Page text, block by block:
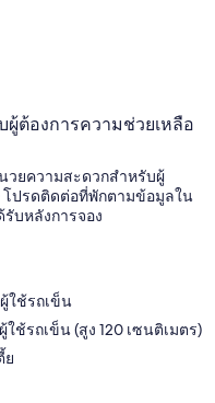
ต้องการความช่วยเหลือ
วยความสะดวกสำหรับผู้
โปรดติดต่อที่พักตามข้อมูลใน
บหลังการจอง
ใช้รถเข็น
ช้รถเข็น (สูง 120 เซนติเมตร)
ย